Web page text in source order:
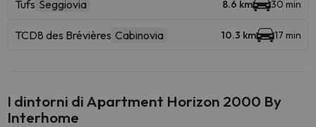
Tufs Seggiovia 8.6 km 30 min
TCD8 des Brévières Cabinovia 10.3 km 17 min
I dintorni di Apartment Horizon 2000 By
Interhome